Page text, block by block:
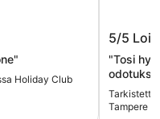
Holiday Club
5/5
"Tosi
Tarkistettu
Tampere